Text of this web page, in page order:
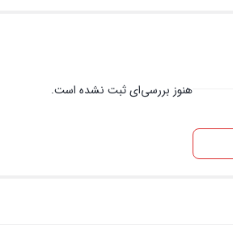
هنوز بررسی‌ای ثبت نشده است.